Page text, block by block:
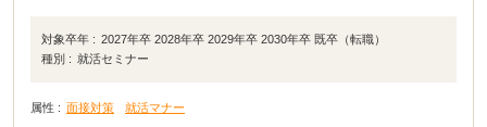
対象卒年 : 2027年卒 2028年卒 2029年卒 2030年卒 既卒（転職）
種別 : 就活セミナー
属性 : 面接対策 就活マナー